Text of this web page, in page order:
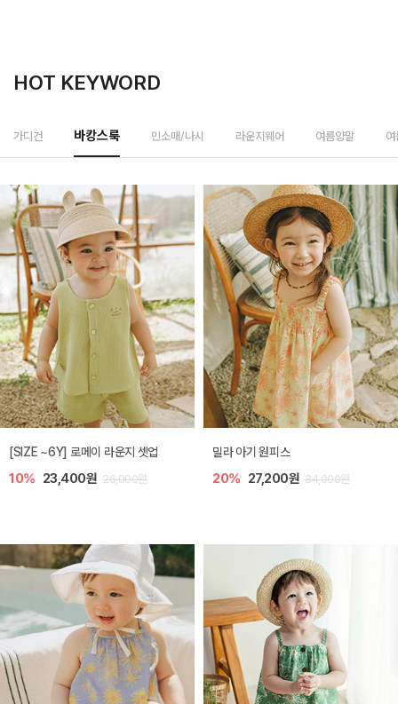
HOT KEYWORD
가디건 바캉스룩 민소매/나시 라운지웨어 여름양말
엘리오 아기 블라우스
20% 21,600원 27,000원
엘로디 니트 아기 뷔스티에
20% 21,600원 27,000원